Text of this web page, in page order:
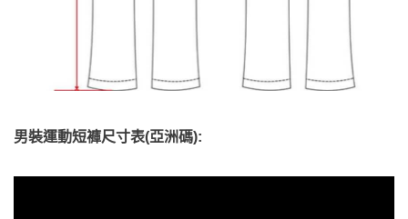
男裝運動短褲尺寸表(亞洲碼):